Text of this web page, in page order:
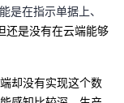
是在指示单据上、
还是没有在云端能够
却没有实现这个数